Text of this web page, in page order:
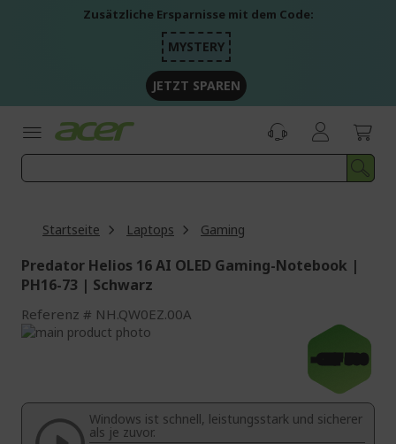
Zusätzliche Ersparnisse mit dem Code:
MYSTERY
JETZT SPAREN
Startseite Laptops Gaming
Predator Helios 16 AI OLED Gaming-Notebook |
PH16-73 | Schwarz
Referenz NH.QW0EZ.00A
Zum
springen
-CHF 500
Bildgalerie
springen
Windows ist schnell, leistungsstark und sicherer
als je zuvor.